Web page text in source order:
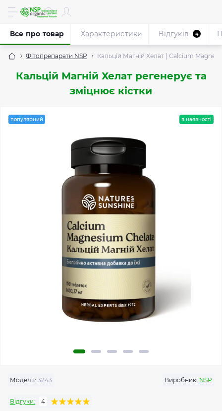
Фітопрепарати NSP Кальцій Магній Хелат | Calcium
Кальцій Магній Хелат регенерує та
зміцнює кістки
Все про товар Характеристики Відгуків 4
популярний в наявності
Модель: 3243 Виробник: NSP
Відгуки: 4